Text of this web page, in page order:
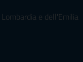
e dell'Emilia